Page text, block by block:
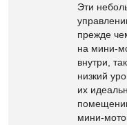
Эти
прежде
на мини-
внутри,
низкий
их
мини-